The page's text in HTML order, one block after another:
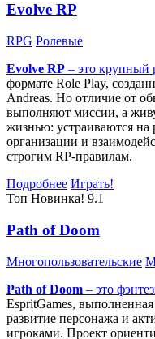
Evolve RP
RPG Ролевые
Evolve RP – это крупный
формате Role Play,
Andreas. Но отличие от
выполняют миссии, а
жизнью: устраиваются на
организации и
строгим RP-правилам.
Подробнее Играть!
Топ Новинка! 9.1
Path of Doom
Многопользовательские
Path of Doom – это
EspritGames,
развитие персонажа и
игроками. Проект